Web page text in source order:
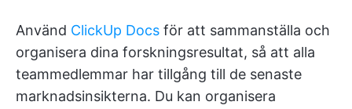
Använd ClickUp Docs för att sammanställa och
organisera dina forskningsresultat, så att alla
teammedlemmar har tillgång till de senaste
marknadsinsikterna. Du kan organisera